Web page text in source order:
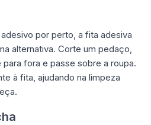
por perto, a fita adesiva
alternativa. Corte um pedaço,
fora e passe sobre a roupa.
à fita, ajudando na limpeza